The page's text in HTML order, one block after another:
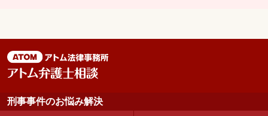
刑事事件のお悩み解決